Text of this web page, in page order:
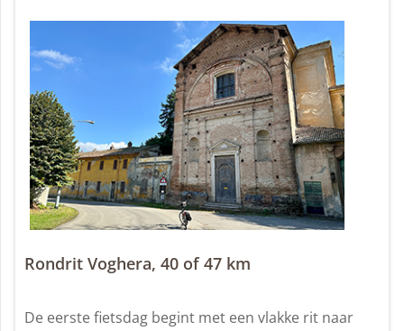
Rondrit Voghera, 40 of 47 km
De eerste fietsdag begint met een vlakke rit naar